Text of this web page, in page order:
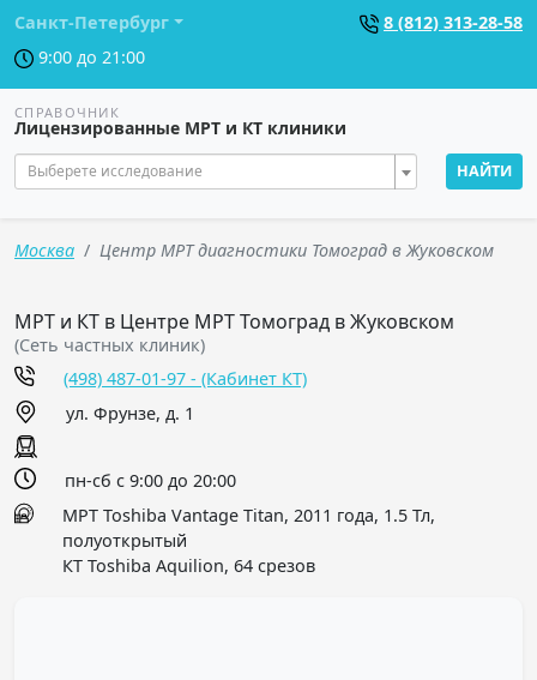
Санкт-Петербург
8 (812) 313-28-58
9:00 до 21:00
СПРАВОЧНИК
Лицензированные МРТ и КТ клиники
Выберете исследование НАЙТИ
Москва Центр МРТ диагностики Томоград в Жуковском
МРТ и КТ в Центре МРТ Томоград в Жуковском
(Сеть частных клиник)
(498) 487-01-97 - (Кабинет КТ)
ул. Фрунзе, д. 1
пн-сб с 9:00 до 20:00
МРТ Toshiba Vantage Titan, 2011 года, 1.5 Тл,
полуоткрытый
КТ Toshiba Aquilion, 64 срезов